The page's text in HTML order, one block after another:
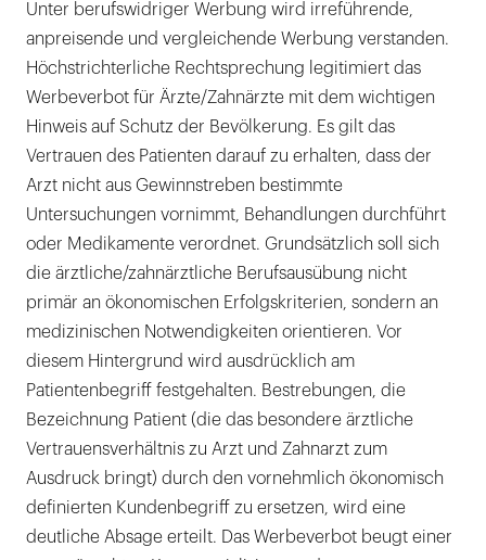
Unter berufswidriger Werbung wird irreführende,
anpreisende und vergleichende Werbung verstanden.
Höchstrichterliche Rechtsprechung legitimiert das
Werbeverbot für Ärzte/Zahnärzte mit dem wichtigen
Hinweis auf Schutz der Bevölkerung. Es gilt das
Vertrauen des Patienten darauf zu erhalten, dass der
Arzt nicht aus Gewinnstreben bestimmte
Untersuchungen vornimmt, Behandlungen durchführt
oder Medikamente verordnet. Grundsätzlich soll sich
die ärztliche/zahnärztliche Berufsausübung nicht
primär an ökonomischen Erfolgskriterien, sondern an
medizinischen Notwendigkeiten orientieren. Vor
diesem Hintergrund wird ausdrücklich am
Patientenbegriff festgehalten. Bestrebungen, die
Bezeichnung Patient (die das besondere ärztliche
Vertrauensverhältnis zu Arzt und Zahnarzt zum
Ausdruck bringt) durch den vornehmlich ökonomisch
definierten Kundenbegriff zu ersetzen, wird eine
deutliche Absage erteilt. Das Werbeverbot beugt einer